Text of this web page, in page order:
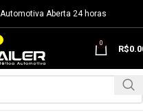
Aberta 24 horas
0
R$